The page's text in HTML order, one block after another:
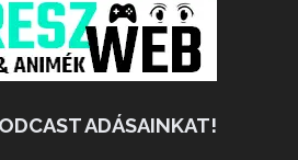
ADÁSAINKAT!